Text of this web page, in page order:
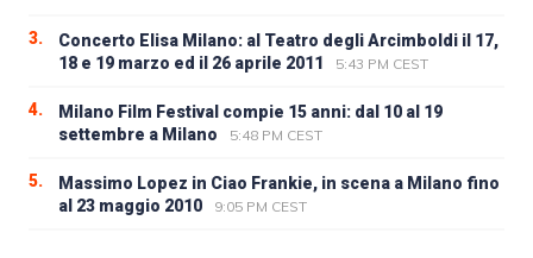
3.
Concerto Elisa Milano: al Teatro degli Arcimboldi il 17,
18 e 19 marzo ed il 26 aprile 2011
5:43 PM CEST
4.
Milano Film Festival compie 15 anni: dal 10 al 19
settembre a Milano
5:48 PM CEST
5.
Massimo Lopez in Ciao Frankie, in scena a Milano fino
al 23 maggio 2010
9:05 PM CEST